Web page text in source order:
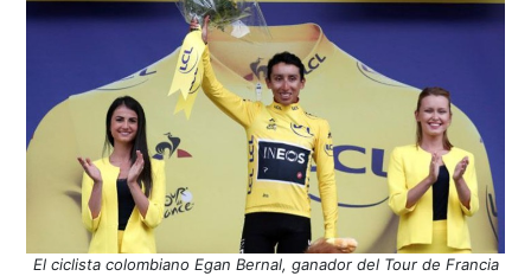
El ciclista colombiano Egan Bernal, ganador del Tour de Francia